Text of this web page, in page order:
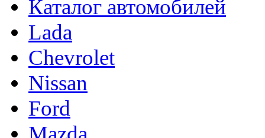
Каталог автомобилей
Lada
Chevrolet
Nissan
Ford